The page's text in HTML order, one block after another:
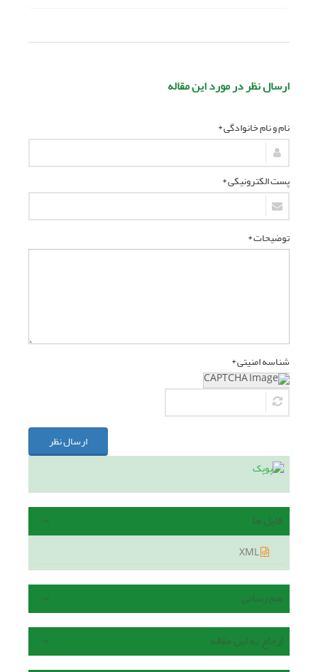
ارسال نظر در مورد این مقاله
نام و نام خانوادگی *
پست الکترونیکی *
توضیحات *
شناسه امنیتی *
ارسال نظر
فایل ها
هم رسانی
ارجاع به این مقاله